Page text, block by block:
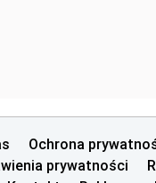
Ochrona
prywatności